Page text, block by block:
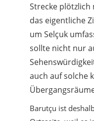
Strecke
das eigentliche
um Selçuk
sollte nicht nur
auch auf solche
Barutçu ist